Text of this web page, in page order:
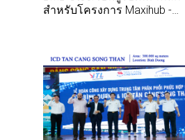
สำหรับโครงการ Maxihub -
รู้เพิ่มเติมเกี่ยวกับโครงการนี้กัน
เถอะ!